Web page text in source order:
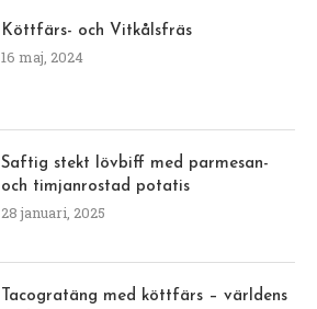
Köttfärs- och Vitkålsfräs
16 maj, 2024
Saftig stekt lövbiff med parmesan-
och timjanrostad potatis
28 januari, 2025
Tacogratäng med köttfärs – världens